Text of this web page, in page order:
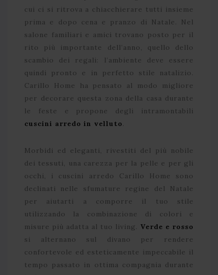
cui ci si ritrova a chiacchierare tutti insieme
prima e dopo cena e pranzo di Natale. Nel
salone familiari e amici trovano posto per il
rito più importante dell’anno, quello dello
scambio dei regali: l’ambiente deve essere
quindi pronto e in perfetto stile natalizio.
Carillo Home ha pensato al modo migliore
per decorare questa zona della casa durante
le feste e propone degli intramontabili
cuscini arredo in velluto.
Morbidi ed eleganti, rivestiti del più nobile
dei tessuti, una carezza per la pelle e per gli
occhi, i cuscini arredo Carillo Home sono
declinati nelle sfumature regine del Natale
per aiutarti a comporre il tuo stile
utilizzando la combinazione di colori e
misure più adatta al tuo living. Verde e rosso
si alternano sul divano per rendere
confortevole ed esteticamente impeccabile il
tempo passato in ottima compagnia durante